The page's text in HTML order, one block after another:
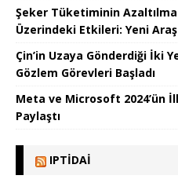
Şeker Tüketiminin
Üzerindeki Etkileri: Yeni
Çin’in Uzaya Gönderdiği İki
Gözlem Görevleri Başladı
Meta ve Microsoft 2024’ün
Paylaştı
IPTIDAI